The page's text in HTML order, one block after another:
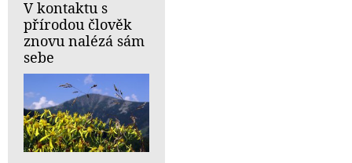
V kontaktu s
přírodou člověk
znovu nalézá sám
sebe